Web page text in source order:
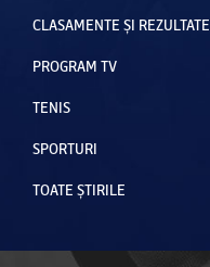
CLASAMENTE ȘI REZULTATE
PROGRAM TV
TENIS
SPORTURI
TOATE ȘTIRILE